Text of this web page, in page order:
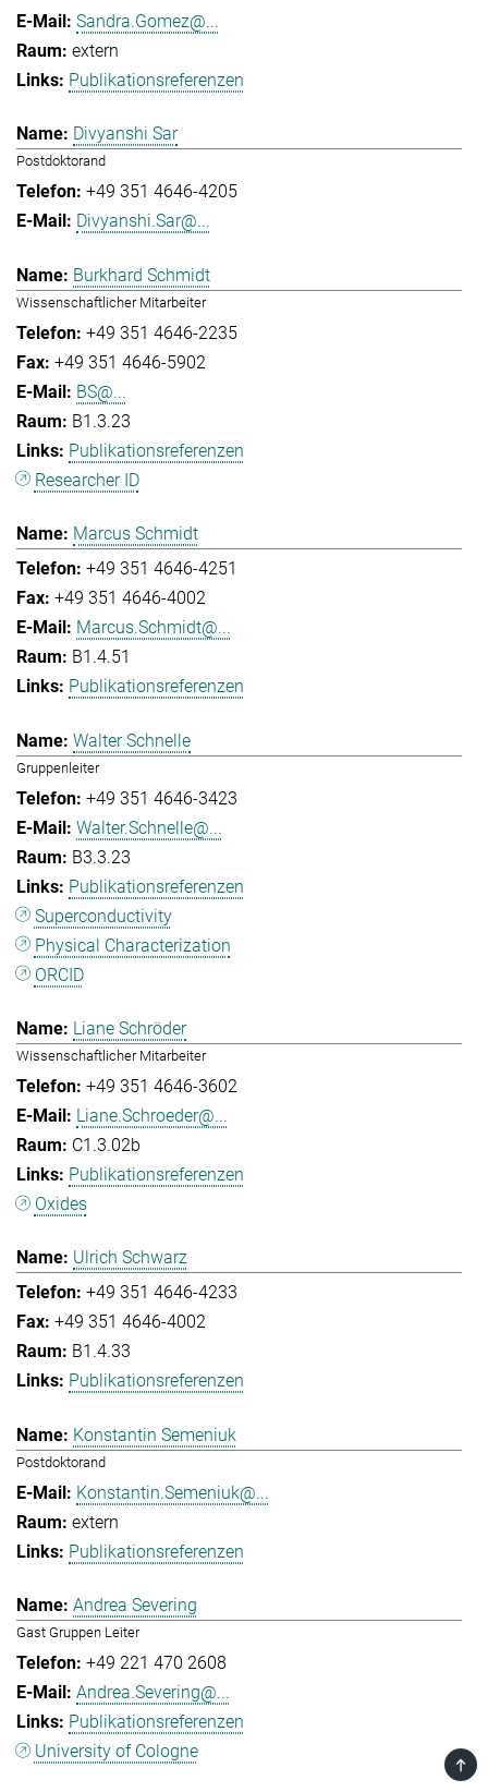
Sandra.Gomez@...
extern
Publikationsreferenzen
Divyanshi Sar
Postdoktorand
+49 351 4646-4205
Divyanshi.Sar@...
Burkhard Schmidt
Wissenschaftlicher Mitarbeiter
+49 351 4646-2235
+49 351 4646-5902
BS@...
B1.3.23
Publikationsreferenzen
Researcher ID
Marcus Schmidt
+49 351 4646-4251
+49 351 4646-4002
Marcus.Schmidt@...
B1.4.51
Publikationsreferenzen
Walter Schnelle
Gruppenleiter
+49 351 4646-3423
Walter.Schnelle@...
B3.3.23
Publikationsreferenzen
Superconductivity
Physical Characterization
ORCID
Liane Schröder
Wissenschaftlicher Mitarbeiter
+49 351 4646-3602
Liane.Schroeder@...
C1.3.02b
Publikationsreferenzen
Oxides
Ulrich Schwarz
+49 351 4646-4233
+49 351 4646-4002
B1.4.33
Publikationsreferenzen
Konstantin Semeniuk
Postdoktorand
Konstantin.Semeniuk@...
extern
Publikationsreferenzen
Andrea Severing
Gast Gruppen Leiter
+49 221 470 2608
Andrea.Severing@...
Publikationsreferenzen
University of Cologne
TOP